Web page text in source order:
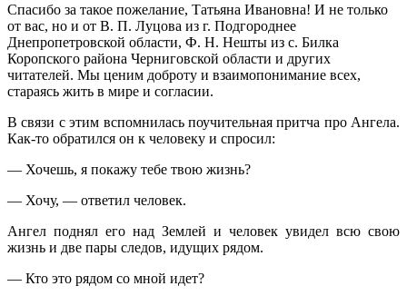
Спасибо за такое пожелание, Татьяна Ивановна! И не только
от вас, но и от В. П. Луцова из г. Подгороднее
Днепропетровской области, Ф. Н. Нешты из с. Билка
Коропского района Черниговской области и других
читателей. Мы ценим доброту и взаимопонимание всех,
стараясь жить в мире и согласии.
В связи с этим вспомнилась поучительная притча про Ангела.
Как-то обратился он к человеку и спросил:
— Хочешь, я покажу тебе твою жизнь?
— Хочу, — ответил человек.
Ангел поднял его над Землей и человек увидел всю свою
жизнь и две пары следов, идущих рядом.
— Кто это рядом со мной идет?